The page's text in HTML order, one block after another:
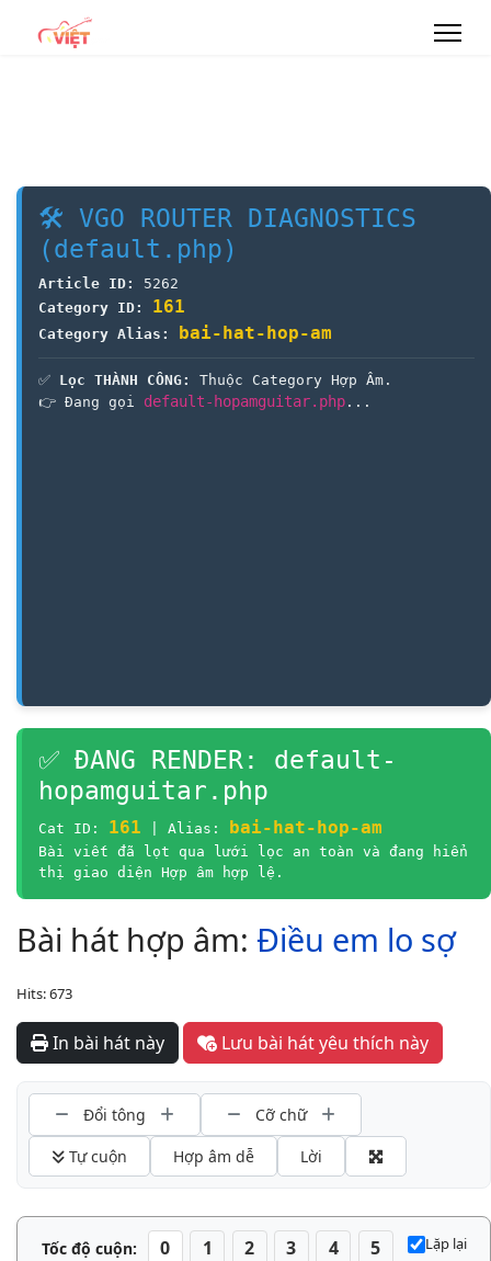
🛠 VGO ROUTER DIAGNOSTICS
(default.php)
Article ID:
5262
Category ID:
161
Category Alias: bai-hat-hop-am
✅ Lọc THÀNH CÔNG:
Thuộc Category Hợp Âm.
👉 Đang gọi default-hopamguitar.php ...
✅ ĐANG RENDER: default-
hopamguitar.php
Cat ID: 161 | Alias: bai-hat-hop-am
Bài viết đã lọt qua lưới lọc an toàn và đang hiển
thị giao diện Hợp âm hợp lệ.
Bài hát hợp âm: Điều em lo sợ
Hits: 673
In bài hát này Lưu bài hát yêu thích này
Đổi tông
Cỡ chữ
Tự cuộn
Hợp âm dễ Lời
Tốc độ cuộn: 0 1 2 3 4 5 Lặp lại